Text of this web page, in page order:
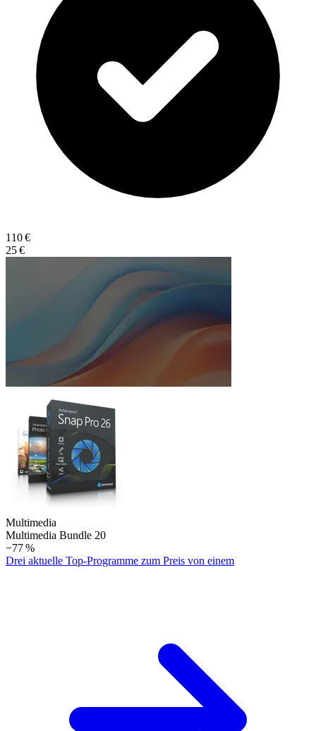
110 €
25 €
Multimedia
Multimedia Bundle 20
−77 %
Drei aktuelle Top-Programme zum Preis von einem